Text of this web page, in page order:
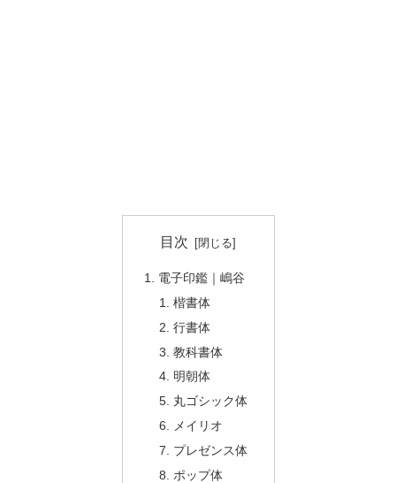
目次
電子印鑑｜嶋谷
楷書体
行書体
教科書体
明朝体
丸ゴシック体
メイリオ
プレゼンス体
ポップ体